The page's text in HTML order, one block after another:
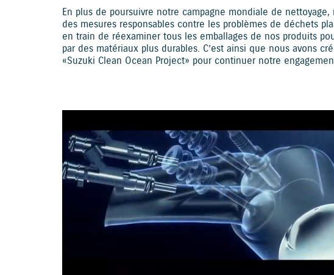
En plus de poursuivre notre campagne mondiale de
des mesures responsables contre les problèmes de déchets
en train de réexaminer tous les emballages de nos produits
par des matériaux plus durables. C’est ainsi que nous avons
«Suzuki Clean Ocean Project» pour continuer notre